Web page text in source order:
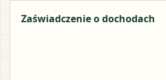
Zaświadczenie o dochodach